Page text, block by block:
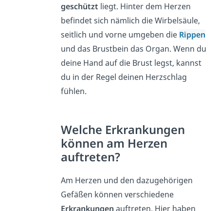
geschützt liegt. Hinter dem Herzen
befindet sich nämlich die Wirbelsäule,
seitlich und vorne umgeben die Rippen
und das Brustbein das Organ. Wenn du
deine Hand auf die Brust legst, kannst
du in der Regel deinen Herzschlag
fühlen.
Welche Erkrankungen
können am Herzen
auftreten?
Am Herzen und den dazugehörigen
Gefäßen können verschiedene
Erkrankungen auftreten. Hier haben